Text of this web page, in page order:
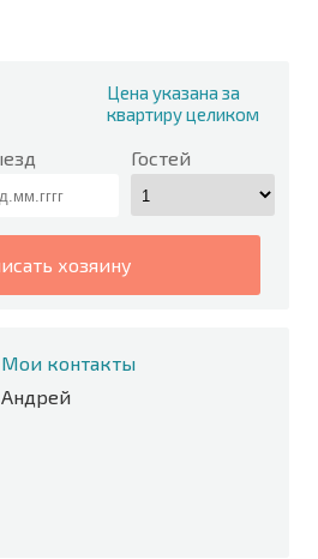
Цена указана за
квартиру целиком
Гостей
хозяину
Мои контакты
Андрей